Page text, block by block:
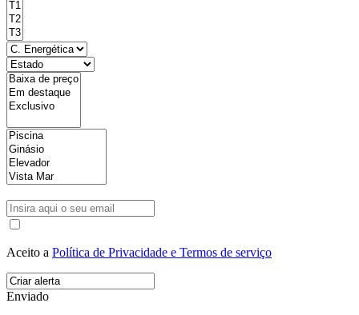
Aceito a Política de Privacidade e Termos de serviço
Enviado